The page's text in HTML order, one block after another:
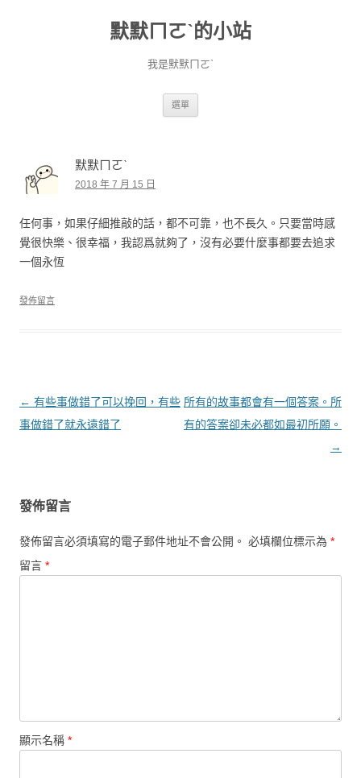
默默ㄇㄛˋ的小站
我是默默ㄇㄛˋ
選單
默默ㄇㄛˋ
2018 年 7 月 15 日
任何事，如果仔細推敲的話，都不可靠，也不長久。只要當時感
覺很快樂、很幸福，我認爲就夠了，沒有必要什麼事都要去追求
一個永恆
發佈留言
文章導覽
← 有些事做錯了可以挽回，有些
事做錯了就永遠錯了
所有的故事都會有一個答案。所
有的答案卻未必都如最初所願。
→
發佈留言
發佈留言必須填寫的電子郵件地址不會公開。 必填欄位標示為 *
留言 *
顯示名稱 *